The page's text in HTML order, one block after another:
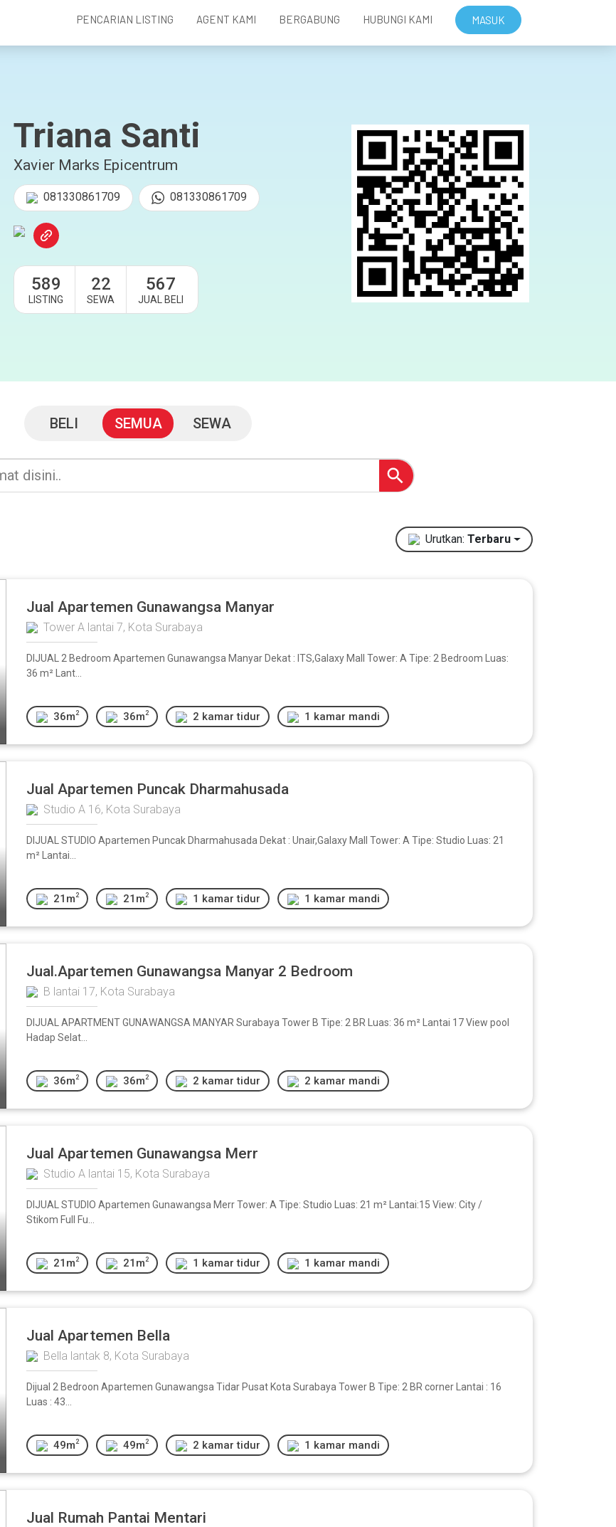
PENCARIAN LISTING AGENT KAMI BERGABUNG HUBUNGI KAMI MASUK
Triana Santi
Xavier Marks Epicentrum
081330861709 081330861709
589
LISTING
22
SEWA
567
JUAL BELI
BELI SEMUA SEWA
Urutkan: Terbaru
Jual Apartemen Gunawangsa Manyar
Tower A lantai 7, Kota Surabaya
DIJUAL 2 Bedroom Apartemen Gunawangsa Manyar Dekat : ITS,Galaxy Mall Tower: A Tipe: 2 Bedroom Luas:
36 m² Lant...
36m 2 36m 2 2 kamar tidur 1 kamar mandi
Jual Apartemen Puncak Dharmahusada
Studio A 16, Kota Surabaya
DIJUAL STUDIO Apartemen Puncak Dharmahusada Dekat : Unair,Galaxy Mall Tower: A Tipe: Studio Luas: 21
m² Lantai...
21m 2 21m 2 1 kamar tidur 1 kamar mandi
Jual.Apartemen Gunawangsa Manyar 2 Bedroom
B lantai 17, Kota Surabaya
DIJUAL APARTMENT GUNAWANGSA MANYAR Surabaya Tower B Tipe: 2 BR Luas: 36 m² Lantai 17 View pool
Hadap Selat...
36m 2 36m 2 2 kamar tidur 2 kamar mandi
Jual Apartemen Gunawangsa Merr
Studio A lantai 15, Kota Surabaya
DIJUAL STUDIO Apartemen Gunawangsa Merr Tower: A Tipe: Studio Luas: 21 m² Lantai:15 View: City /
Stikom Full Fu...
21m 2 21m 2 1 kamar tidur 1 kamar mandi
Jual Apartemen Bella
Bella lantak 8, Kota Surabaya
Dijual 2 Bedroon Apartemen Gunawangsa Tidar Pusat Kota Surabaya Tower B Tipe: 2 BR corner Lantai : 16
Luas : 43...
49m 2 49m 2 2 kamar tidur 1 kamar mandi
Jual Rumah Pantai Mentari